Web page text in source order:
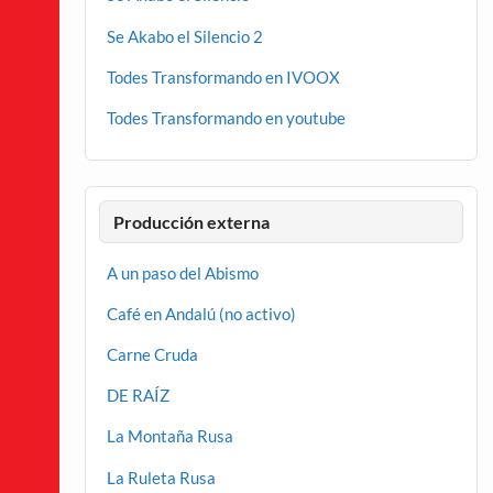
Se Akabo el Silencio 2
Todes Transformando en IVOOX
Todes Transformando en youtube
Producción externa
A un paso del Abismo
Café en Andalú (no activo)
Carne Cruda
DE RAÍZ
La Montaña Rusa
La Ruleta Rusa